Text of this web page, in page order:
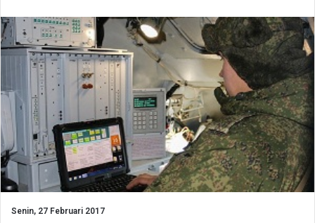
Senin, 27 Februari 2017